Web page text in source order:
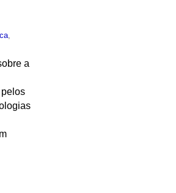
,
a